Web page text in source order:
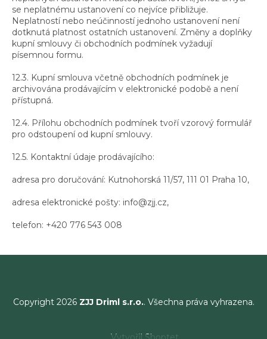
se neplatnému ustanovení co nejvíce přibližuje.
Neplatností nebo neúčinností jednoho ustanovení není
dotknutá platnost ostatních ustanovení. Změny a doplňky
kupní smlouvy či obchodních podmínek vyžadují
písemnou formu.
12.3. Kupní smlouva včetně obchodních podmínek je
archivována prodávajícím v elektronické podobě a není
přístupná.
12.4. Přílohu obchodních podmínek tvoří vzorový formulář
pro odstoupení od kupní smlouvy.
12.5. Kontaktní údaje prodávajícího:
adresa pro doručování: Kutnohorská 11/57, 111 01 Praha 10,
adresa elektronické pošty: info@zjj.cz,
telefon: +420 776 543 008
Copyright 2026 ZJJ Driml s.r.o.. Všechna práva vyhrazena.